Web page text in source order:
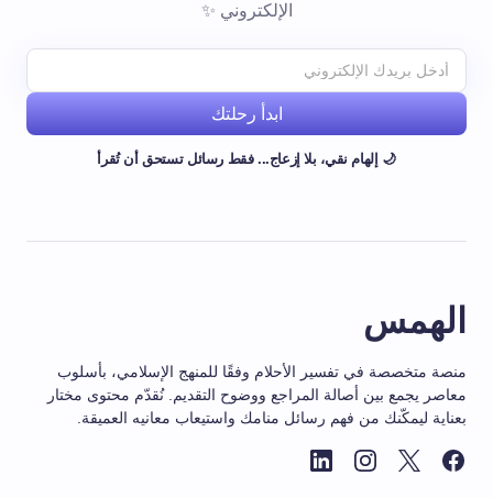
الإلكتروني ✨
ابدأ رحلتك
🌙 إلهام نقي، بلا إزعاج... فقط رسائل تستحق أن تُقرأ
الهمس
منصة متخصصة في تفسير الأحلام وفقًا للمنهج الإسلامي، بأسلوب
معاصر يجمع بين أصالة المراجع ووضوح التقديم. نُقدّم محتوى مختار
بعناية ليمكّنك من فهم رسائل منامك واستيعاب معانيه العميقة.